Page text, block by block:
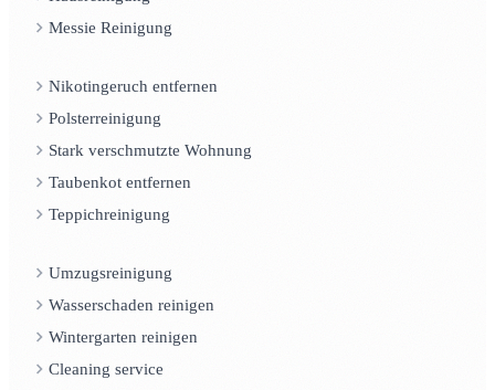
Messie Reinigung
Nikotingeruch entfernen
Polsterreinigung
Stark verschmutzte Wohnung
Taubenkot entfernen
Teppichreinigung
Umzugsreinigung
Wasserschaden reinigen
Wintergarten reinigen
Cleaning service